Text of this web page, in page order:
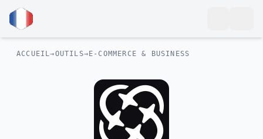
ACCUEIL→OUTILS→ E-COMMERCE & BUSINESS